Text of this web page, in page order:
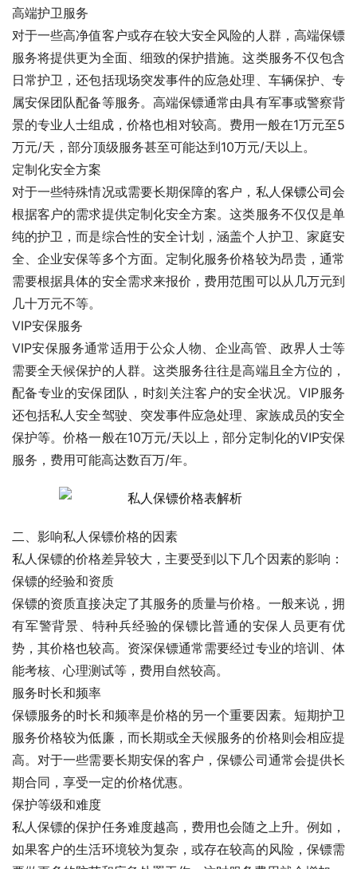
高端护卫服务
对于一些高净值客户或存在较大安全风险的人群，高端保镖
服务将提供更为全面、细致的保护措施。这类服务不仅包含
日常护卫，还包括现场突发事件的应急处理、车辆保护、专
属安保团队配备等服务。高端保镖通常由具有军事或警察背
景的专业人士组成，价格也相对较高。费用一般在1万元至5
万元/天，部分顶级服务甚至可能达到10万元/天以上。
定制化安全方案
对于一些特殊情况或需要长期保障的客户，私人保镖公司会
根据客户的需求提供定制化安全方案。这类服务不仅仅是单
纯的护卫，而是综合性的安全计划，涵盖个人护卫、家庭安
全、企业安保等多个方面。定制化服务价格较为昂贵，通常
需要根据具体的安全需求来报价，费用范围可以从几万元到
几十万元不等。
VIP安保服务
VIP安保服务通常适用于公众人物、企业高管、政界人士等
需要全天候保护的人群。这类服务往往是高端且全方位的，
配备专业的安保团队，时刻关注客户的安全状况。VIP服务
还包括私人安全驾驶、突发事件应急处理、家族成员的安全
保护等。价格一般在10万元/天以上，部分定制化的VIP安保
服务，费用可能高达数百万/年。
二、影响私人保镖价格的因素
私人保镖的价格差异较大，主要受到以下几个因素的影响：
保镖的经验和资质
保镖的资质直接决定了其服务的质量与价格。一般来说，拥
有军警背景、特种兵经验的保镖比普通的安保人员更有优
势，其价格也较高。资深保镖通常需要经过专业的培训、体
能考核、心理测试等，费用自然较高。
服务时长和频率
保镖服务的时长和频率是价格的另一个重要因素。短期护卫
服务价格较为低廉，而长期或全天候服务的价格则会相应提
高。对于一些需要长期安保的客户，保镖公司通常会提供长
期合同，享受一定的价格优惠。
保护等级和难度
私人保镖的保护任务难度越高，费用也会随之上升。例如，
如果客户的生活环境较为复杂，或存在较高的风险，保镖需